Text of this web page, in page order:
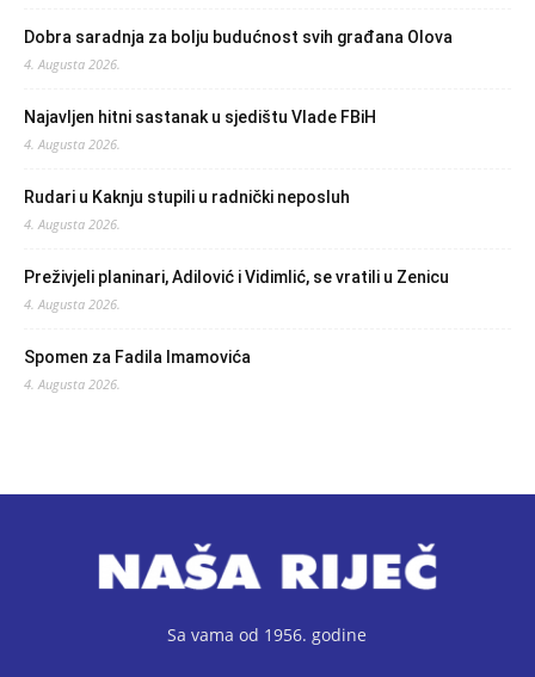
Dobra saradnja za bolju budućnost svih građana Olova
4. Augusta 2026.
Najavljen hitni sastanak u sjedištu Vlade FBiH
4. Augusta 2026.
Rudari u Kaknju stupili u radnički neposluh
4. Augusta 2026.
Preživjeli planinari, Adilović i Vidimlić, se vratili u Zenicu
4. Augusta 2026.
Spomen za Fadila Imamovića
4. Augusta 2026.
Sa vama od 1956. godine